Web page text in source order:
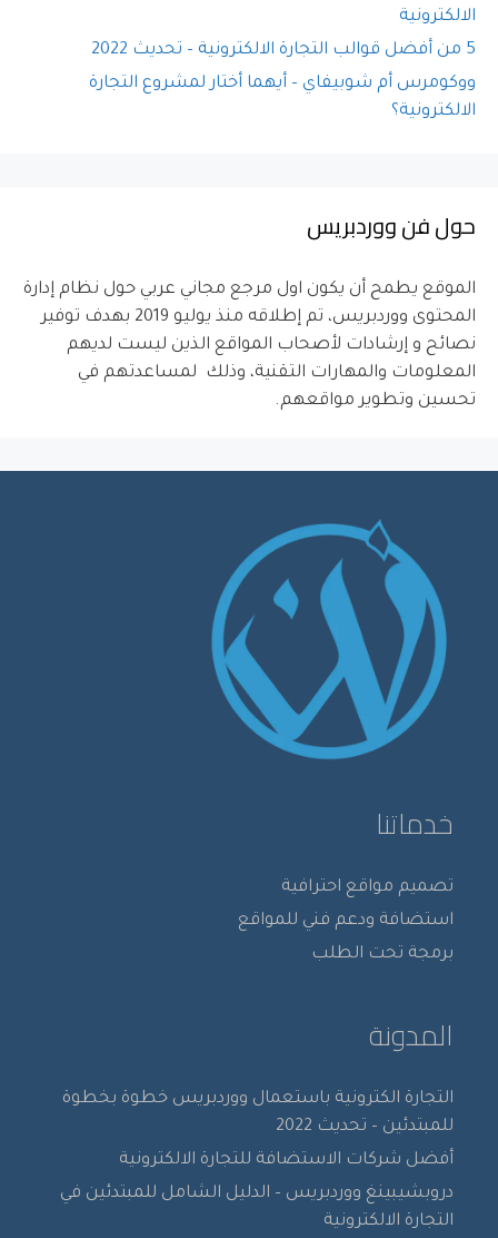
الالكترونية
5 من أفضل قوالب التجارة الالكترونية – تحديث 2022
ووكومرس أم شوبيفاي – أيهما أختار لمشروع التجارة
الالكترونية؟
حول فن ووردبريس
الموقع يطمح أن يكون اول مرجع مجاني عربي حول نظام إدارة
المحتوى ووردبريس، تم إطلاقه منذ يوليو 2019 بهدف توفير
نصائح و إرشادات لأصحاب المواقع الذين ليست لديهم
المعلومات والمهارات التقنية، وذلك لمساعدتهم في
تحسين وتطوير مواقعهم.
خدماتنا
تصميم مواقع احترافية
استضافة ودعم فني للمواقع
برمجة تحت الطلب
المدونة
التجارة الكترونية باستعمال ووردبريس خطوة بخطوة
للمبتدئين – تحديث 2022
أفضل شركات الاستضافة للتجارة الالكترونية
دروبشيبينغ ووردبريس – الدليل الشامل للمبتدئين في
التجارة الالكترونية